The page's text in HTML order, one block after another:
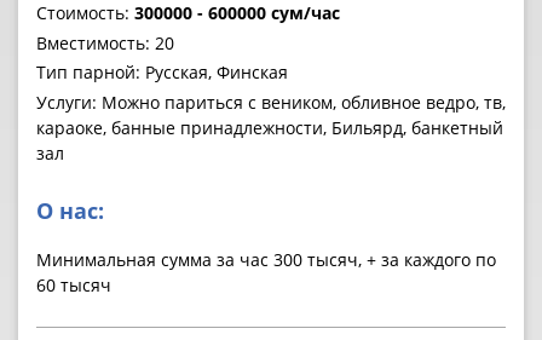
Стоимость: 300000 - 600000 сум/час
Вместимость: 20
Тип парной: Русская, Финская
Услуги: Можно париться с веником, обливное ведро, тв,
караоке, банные принадлежности, Бильярд, банкетный
зал
О нас:
Минимальная сумма за час 300 тысяч, + за каждого по
60 тысяч